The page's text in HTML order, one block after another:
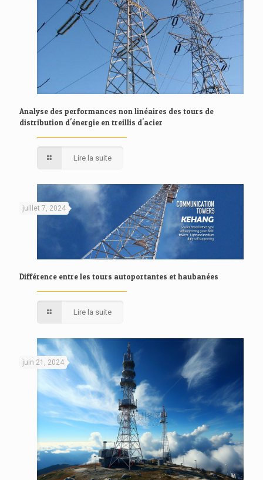
Analyse des performances non linéaires des tours de
distribution d'énergie en treillis d'acier
Lire la suite
juillet 7, 2024
Différence entre les tours autoportantes et haubanées
Lire la suite
juin 21, 2024